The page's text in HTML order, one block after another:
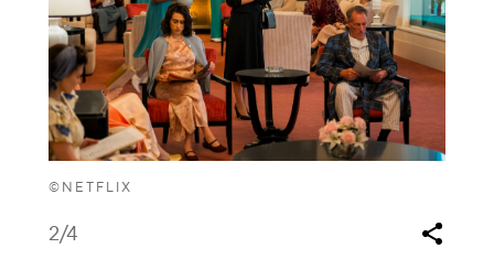
©NETFLIX
2/4